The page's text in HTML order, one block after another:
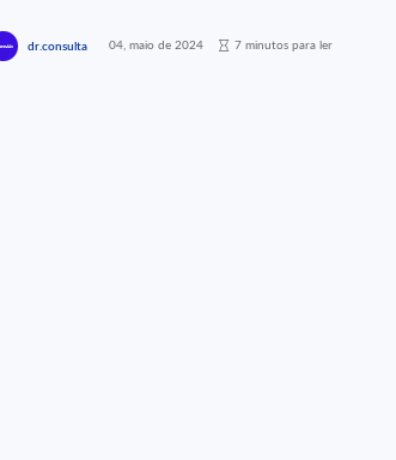
dr.consulta 04, maio de 2024 7 minutos para ler